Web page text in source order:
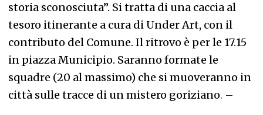
storia sconosciuta”. Si tratta di una caccia al
tesoro itinerante a cura di Under Art, con il
contributo del Comune. Il ritrovo è per le 17.15
in piazza Municipio. Saranno formate le
squadre (20 al massimo) che si muoveranno in
città sulle tracce di un mistero goriziano. –